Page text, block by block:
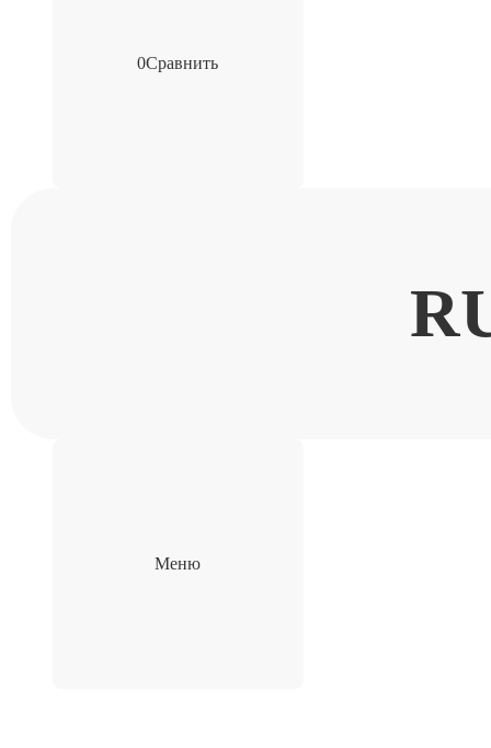
0Сравнить
Меню